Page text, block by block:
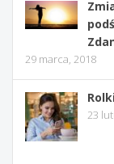
29 marca, 2018
23